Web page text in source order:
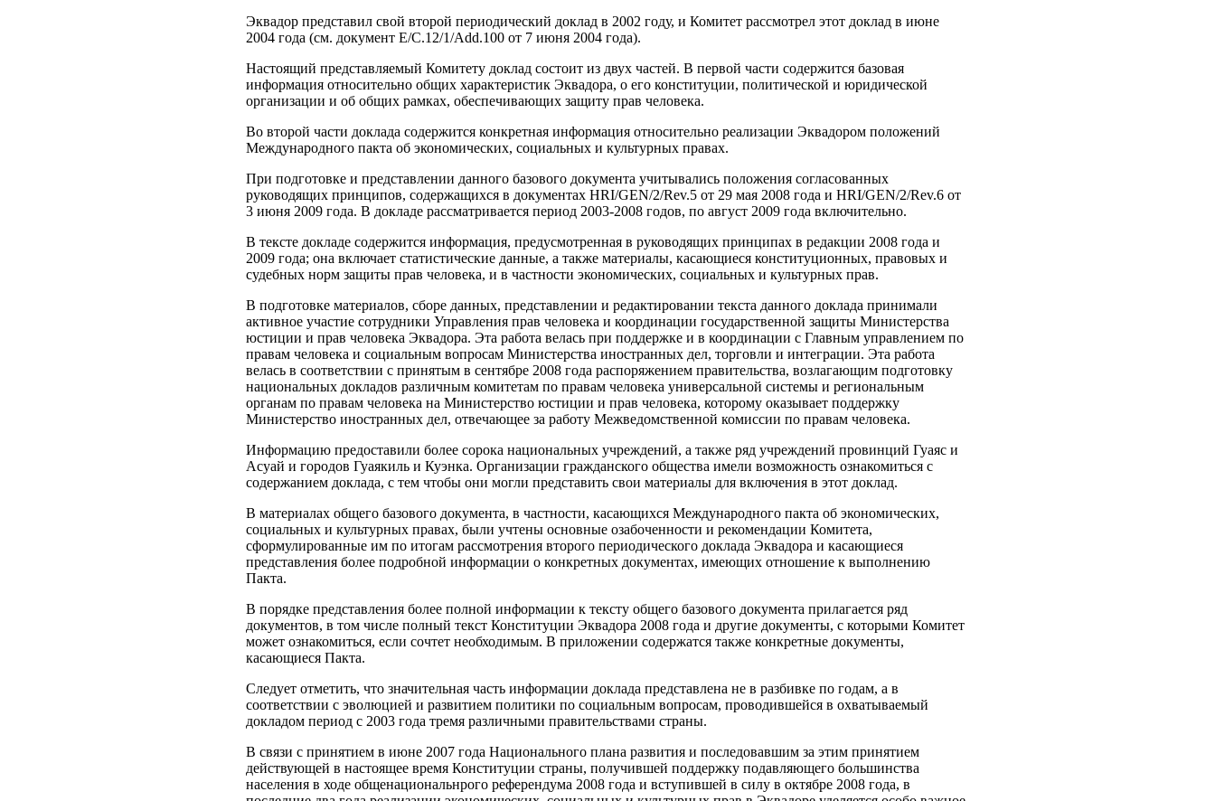
Эквадор представил свой второй периодический доклад в 2002 году, и Комитет рассмотрел этот доклад в июне
2004 года (см. документ E/C.12/1/Add.100 от 7 июня 2004 года).
Настоящий представляемый Комитету доклад состоит из двух частей. В первой части содержится базовая
информация относительно общих характеристик Эквадора, о его конституции, политической и юридической
организации и об общих рамках, обеспечивающих защиту прав человека.
Во второй части доклада содержится конкретная информация относительно реализации Эквадором положений
Международного пакта об экономических, социальных и культурных правах.
При подготовке и представлении данного базового документа учитывались положения согласованных
руководящих принципов, содержащихся в документах HRI/GEN/2/Rev.5 от 29 мая 2008 года и HRI/GEN/2/Rev.6 от
3 июня 2009 года. В докладе рассматривается период 2003-2008 годов, по август 2009 года включительно.
В тексте докладе содержится информация, предусмотренная в руководящих принципах в редакции 2008 года и
2009 года; она включает статистические данные, а также материалы, касающиеся конституционных, правовых и
судебных норм защиты прав человека, и в частности экономических, социальных и культурных прав.
В подготовке материалов, сборе данных, представлении и редактировании текста данного доклада принимали
активное участие сотрудники Управления прав человека и координации государственной защиты Министерства
юстиции и прав человека Эквадора. Эта работа велась при поддержке и в координации с Главным управлением по
правам человека и социальным вопросам Министерства иностранных дел, торговли и интеграции. Эта работа
велась в соответствии с принятым в сентябре 2008 года распоряжением правительства, возлагающим подготовку
национальных докладов различным комитетам по правам человека универсальной системы и региональным
органам по правам человека на Министерство юстиции и прав человека, которому оказывает поддержку
Министерство иностранных дел, отвечающее за работу Межведомственной комиссии по правам человека.
Информацию предоставили более сорока национальных учреждений, а также ряд учреждений провинций Гуаяс и
Асуай и городов Гуаякиль и Куэнка. Организации гражданского общества имели возможность ознакомиться с
содержанием доклада, с тем чтобы они могли представить свои материалы для включения в этот доклад.
В материалах общего базового документа, в частности, касающихся Международного пакта об экономических,
социальных и культурных правах, были учтены основные озабоченности и рекомендации Комитета,
сформулированные им по итогам рассмотрения второго периодического доклада Эквадора и касающиеся
представления более подробной информации о конкретных документах, имеющих отношение к выполнению
Пакта.
В порядке представления более полной информации к тексту общего базового документа прилагается ряд
документов, в том числе полный текст Конституции Эквадора 2008 года и другие документы, с которыми Комитет
может ознакомиться, если сочтет необходимым. В приложении содержатся также конкретные документы,
касающиеся Пакта.
Следует отметить, что значительная часть информации доклада представлена не в разбивке по годам, а в
соответствии с эволюцией и развитием политики по социальным вопросам, проводившейся в охватываемый
докладом период с 2003 года тремя различными правительствами страны.
В связи с принятием в июне 2007 года Национального плана развития и последовавшим за этим принятием
действующей в настоящее время Конституции страны, получившей поддержку подавляющего большинства
населения в ходе общенациональнрого референдума 2008 года и вступившей в силу в октябре 2008 года, в